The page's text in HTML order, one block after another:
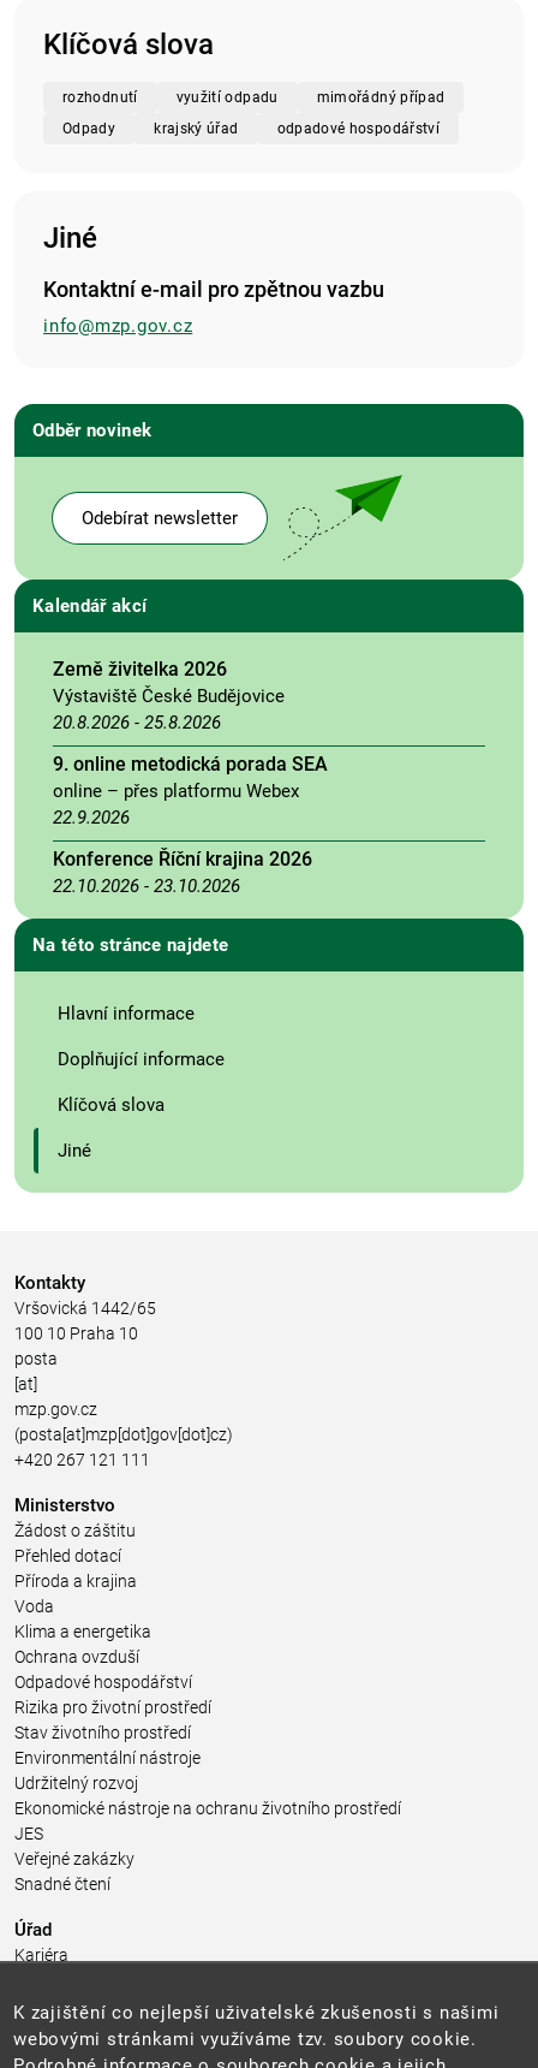
Klíčová slova
rozhodnutí využití odpadu
mimořádný případ
Odpady
krajský úřad odpadové hospodářství
Jiné
Kontaktní e-mail pro zpětnou vazbu
info@mzp.gov.cz
Odběr novinek
Odebírat newsletter
Kalendář akcí
Země živitelka 2026
Výstaviště České Budějovice
20.8.2026 - 25.8.2026
9. online metodická porada SEA
online – přes platformu Webex
22.9.2026
Konference Říční krajina 2026
22.10.2026 - 23.10.2026
Na této stránce najdete
Hlavní informace
Doplňující informace
Klíčová slova
Jiné
Kontakty
Vršovická 1442/65
100 10 Praha 10
posta
[at]
mzp.gov.cz
(posta[at]mzp[dot]gov[dot]cz)
+420 267 121 111
Ministerstvo
Žádost o záštitu
Přehled dotací
Příroda a krajina
Voda
Klima a energetika
Ochrana ovzduší
Odpadové hospodářství
Rizika pro životní prostředí
Stav životního prostředí
Environmentální nástroje
Udržitelný rozvoj
Ekonomické nástroje na ochranu životního prostředí
JES
Veřejné zakázky
Snadné čtení
Úřad
Kariéra
Pro média a veřejnost
Povinně zveřejňované informace
Kontakty
K zajištění co nejlepší uživatelské zkušenosti s našimi
webovými stránkami využíváme tzv. soubory cookie.